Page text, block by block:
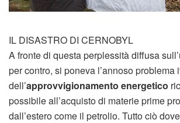
IL DISASTRO DI CERNOBYL
A fronte di questa perplessità diffusa
per contro, si poneva l’annoso problema
dell’approvvigionamento energetico
possibile all’acquisto di materie prime
dall’estero come il petrolio. Tutto ciò